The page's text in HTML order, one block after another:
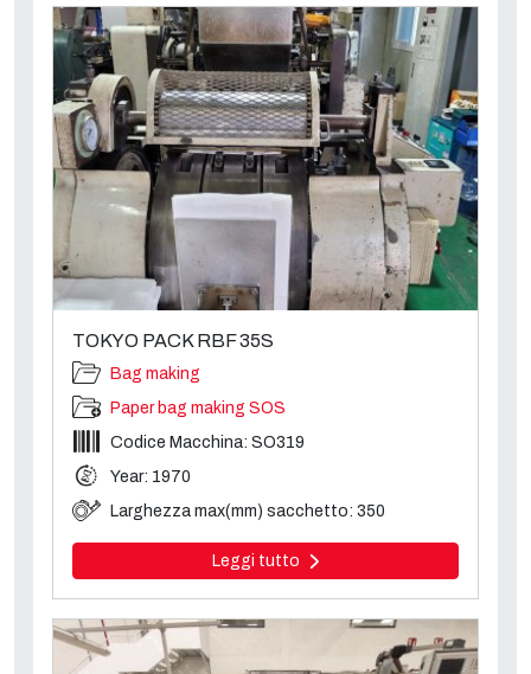
TOKYO PACK RBF 35S
Bag making
Paper bag making SOS
Codice Macchina: SO319
Year: 1970
Larghezza max(mm) sacchetto: 350
Leggi tutto